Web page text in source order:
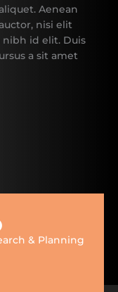
Aenean
nisi elit
nibh id elit. Duis
a sit amet
& Planning